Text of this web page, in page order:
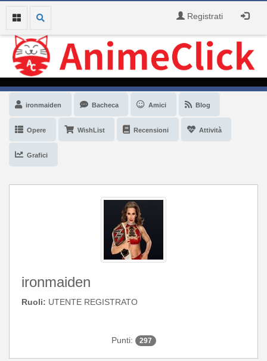
Registrati
ironmaiden Bacheca Amici Blog
Opere WishList Recensioni Attività
Grafici
ironmaiden
Ruoli: UTENTE REGISTRATO
Punti: 297